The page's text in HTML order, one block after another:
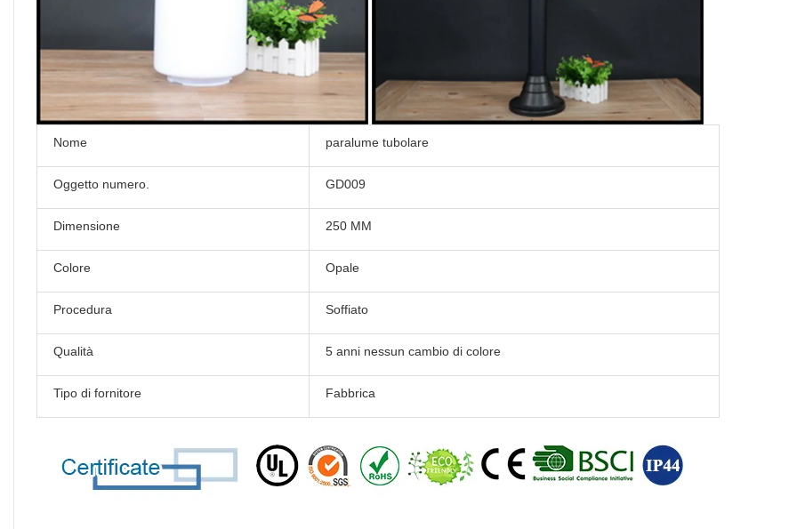
Nome paralume tubolare
Oggetto numero. GD009
Dimensione 250 MM
Colore Opale
Procedura Soffiato
Qualità 5 anni nessun cambio di colore
Tipo di fornitore Fabbrica